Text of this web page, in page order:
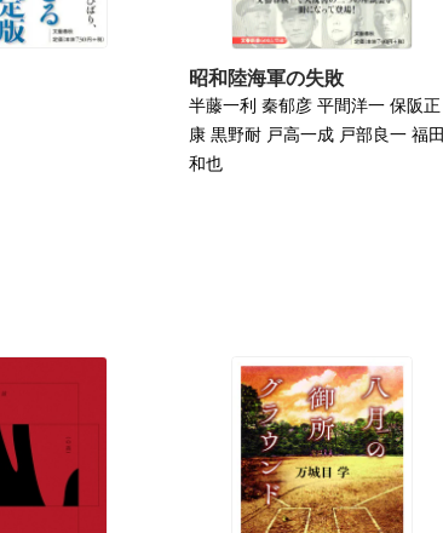
昭和陸海軍の失敗
半藤一利 秦郁彦 平間洋一 保阪正
康 黒野耐 戸高一成 戸部良一 福田
和也